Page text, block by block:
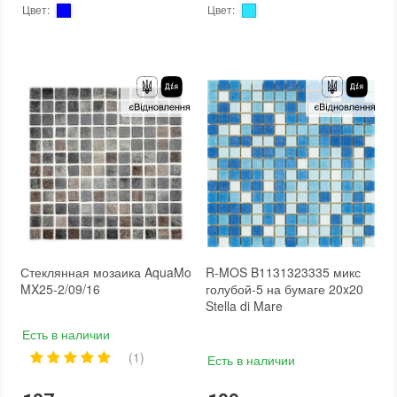
Цвет:
Назначение:
В интерьере, Для бани, Для бассейна, Для ванной комнаты и туалета, Для гостинной, Для душевой, Для кухни, Для спальни, Для фартука, Для фасада, Для хамама
Размеры чипа: 20x20 мм
Толщина чипа: Другая
Площадь модуля: 0,105 м²
Страна производителя: Китай
Бренд: Vivacer
Тип поверхности: Рельефная
Цвет:
Вес (брутто): 0.704 кг
Основа: Бумага, Сетка
Назначение:
В интерьере, Для бани, Для бассейна, Для ванной комнаты и туалета, Для гостинной, Для душевой, Для кухни, Для спальни, Для фартука, Для фасада, Для хамама
Количество в упаковке: 20 шт.
Размеры чипа: 25x25 мм
Толщина чипа: 4 мм
Площадь модуля : 0,1 м²
Страна производителя: Украина
Бренд: AquaMo
Тип поверхности: Глянцевая
Стеклянная мозаика AquaMo
MX25-2/09/16
Есть в наличии
(1)
R-MOS B1131323335 микс
голубой-5 на бумаге 20x20
Stella di Mare
Есть в наличии